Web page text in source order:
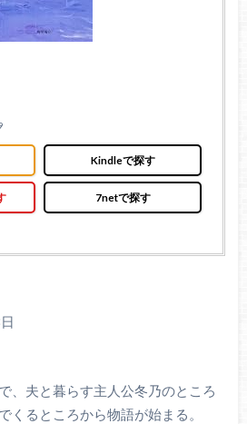
Kindleで探す
7netで探す
、夫と暮らす主人公冬乃のところ
くるところから物語が始まる。